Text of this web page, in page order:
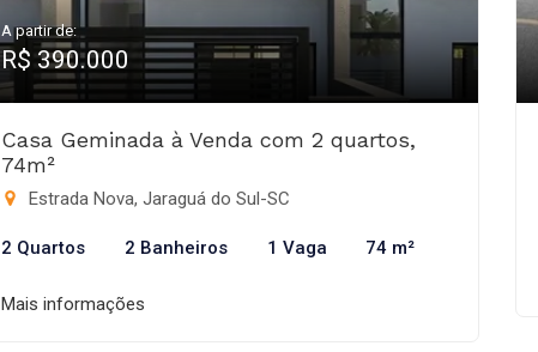
A partir de:
R$ 390.000
Casa Geminada à Venda com 2 quartos,
74m²
Estrada Nova, Jaraguá do Sul-SC
2 Quartos 2 Banheiros 1 Vaga 74 m²
Mais informações